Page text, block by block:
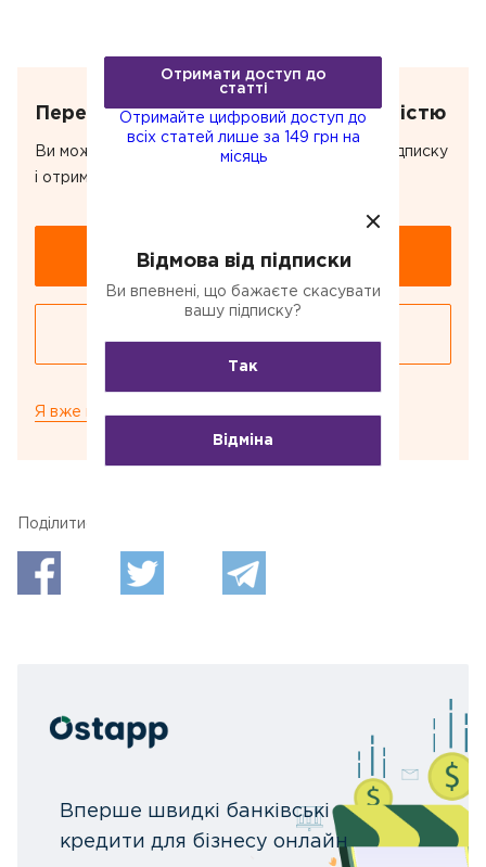
Передплатіть, щоб прочитати повністю
Ви можете купити цю статтю або оформити підписку
і отримати доступ до всіх статей.
Купити статтю за 24 грн
Я вже передплатив цю статтю
всіх статей лише за 149 грн на
місяць
Отримати доступ до
статті
Отримайте цифровий доступ до
всіх статей лише за 149 грн на
місяць
Поділитися:
Вперше швидкі банківські
кредити для бізнесу онлайн
Відмова від підписки
Ви впевнені, що бажаєте скасувати
вашу підписку?
Так
Відміна